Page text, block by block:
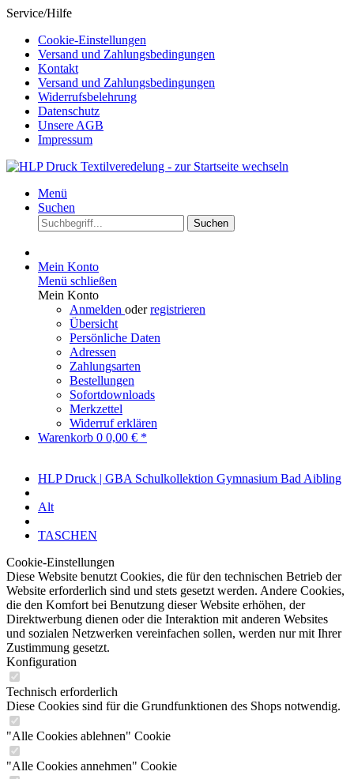
Service/Hilfe
Cookie-Einstellungen
Versand und Zahlungsbedingungen
Kontakt
Versand und Zahlungsbedingungen
Widerrufsbelehrung
Datenschutz
Unsere AGB
Impressum
Menü
Suchen
Suchen
Mein Konto
Menü schließen
Mein Konto
Anmelden oderregistrieren
Übersicht
Persönliche Daten
Adressen
Zahlungsarten
Bestellungen
Sofortdownloads
Merkzettel
Widerruf erklären
Warenkorb 0 0,00 € *
HLP Druck | GBA Schulkollektion Gymnasium Bad Aibling
Alt
TASCHEN
Cookie-Einstellungen
Diese Website benutzt Cookies, die für den technischen Betrieb der
Website erforderlich sind und stets gesetzt werden. Andere Cookies,
die den Komfort bei Benutzung dieser Website erhöhen, der
Direktwerbung dienen oder die Interaktion mit anderen Websites
und sozialen Netzwerken vereinfachen sollen, werden nur mit Ihrer
Zustimmung gesetzt.
Konfiguration
Technisch erforderlich
Diese Cookies sind für die Grundfunktionen des Shops notwendig.
"Alle Cookies ablehnen" Cookie
"Alle Cookies annehmen" Cookie